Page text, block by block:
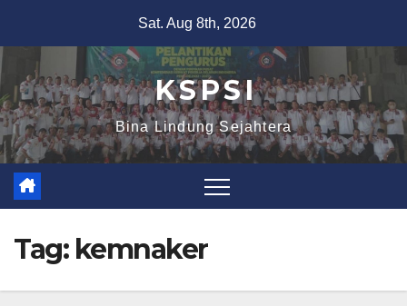
Sat. Aug 8th, 2026
K S P S I
Bina Lindung Sejahtera
Tag: kemnaker